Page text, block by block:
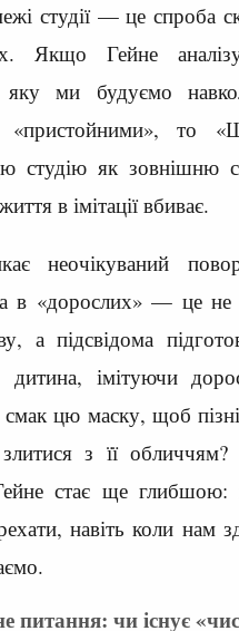
студії — це спроба
Якщо Гейне
яку ми будуємо
«пристойними», то
студію як зовнішню
в імітації вбиває.
неочікуваний
в «дорослих» — це не
а підсвідома
імітуючи
цю маску, щоб
з її
стає ще
навіть коли нам
питання: чи існує